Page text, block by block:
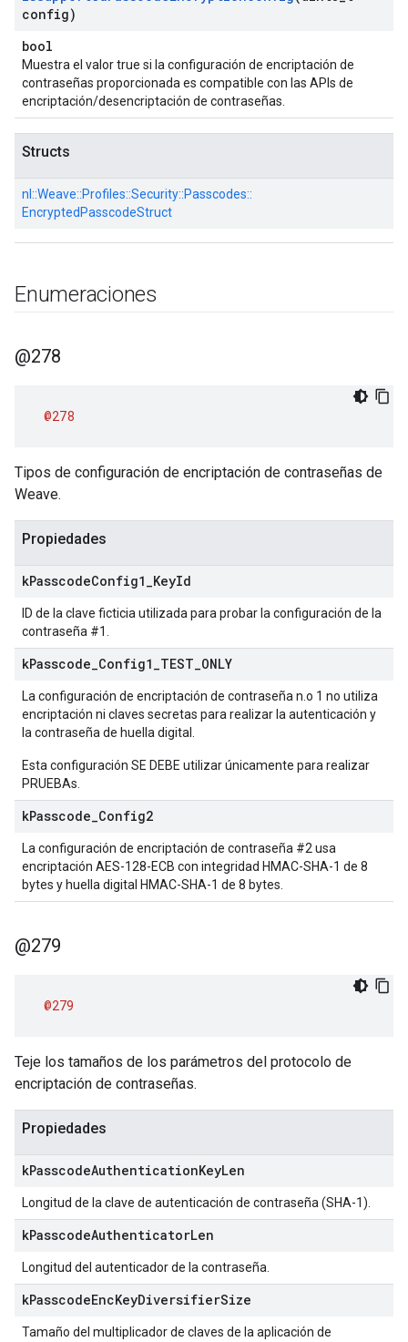
config)
bool
Muestra el valor true si la configuración de encriptación de
contraseñas proporcionada es compatible con las APIs de
encriptación/desencriptación de contraseñas.
Structs
nl::Weave::Profiles::Security::Passcodes::
EncryptedPasscodeStruct
Enumeraciones
@278
@278
Tipos de configuración de encriptación de contraseñas de
Weave.
Propiedades
kPasscodeConfig1 KeyId
ID de la clave ficticia utilizada para probar la configuración de la
contraseña #1.
kPasscode Config1 TEST ONLY
La configuración de encriptación de contraseña n.o 1 no utiliza
encriptación ni claves secretas para realizar la autenticación y
la contraseña de huella digital.
Esta configuración SE DEBE utilizar únicamente para realizar
PRUEBAs.
kPasscode Config2
La configuración de encriptación de contraseña #2 usa
encriptación AES-128-ECB con integridad HMAC-SHA-1 de 8
bytes y huella digital HMAC-SHA-1 de 8 bytes.
@279
@279
Teje los tamaños de los parámetros del protocolo de
encriptación de contraseñas.
Propiedades
kPasscodeAuthenticationKeyLen
Longitud de la clave de autenticación de contraseña (SHA-1).
kPasscodeAuthenticatorLen
Longitud del autenticador de la contraseña.
kPasscodeEncKeyDiversifierSize
Tamaño del multiplicador de claves de la aplicación de